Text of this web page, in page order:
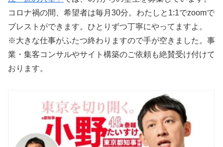
コロナ禍の間、希望者は毎月30分。わたしと1:1でzoomで
ブレストができます。ひとりずつ丁寧にやってますよ。
※大きな仕事がふたつ終わりますので手が空きました。事
業・集客コンサルやサイト構築のご依頼も絶賛受け付けて
おります。